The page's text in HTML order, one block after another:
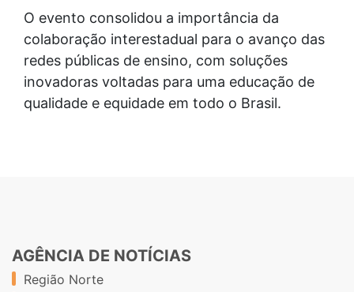
O evento consolidou a importância da
colaboração interestadual para o avanço das
redes públicas de ensino, com soluções
inovadoras voltadas para uma educação de
qualidade e equidade em todo o Brasil.
AGÊNCIA DE NOTÍCIAS
Região Norte